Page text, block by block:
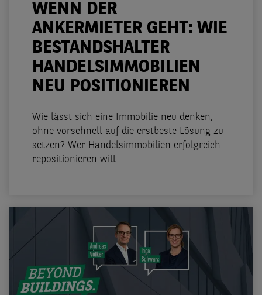
WENN DER
ANKERMIETER GEHT: WIE
BESTANDSHALTER
HANDELSIMMOBILIEN
NEU POSITIONIEREN
Wie lässt sich eine Immobilie neu denken,
ohne vorschnell auf die erstbeste Lösung zu
setzen? Wer Handelsimmobilien erfolgreich
repositionieren will ...